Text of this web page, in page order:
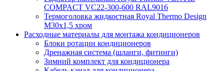
COMPACT VC22-300-600 RAL9016
Термоголовка жидкостная Royal Thermo Design
M30х1,5 хром
Расходные материалы для монтажа кондиционеров
Блоки ротации кондиционеров
Дренажная система (шланги, фитинги)
Зимний комплект для кондиционера